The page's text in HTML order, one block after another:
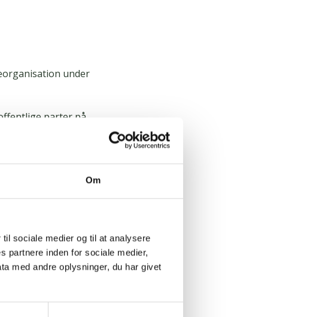
Om
sociale medier og til at analysere
partnere inden for sociale medier,
med andre oplysninger, du har givet
under
parter på
og social
ansatte i Danmark
af arbejdsmarkedet.